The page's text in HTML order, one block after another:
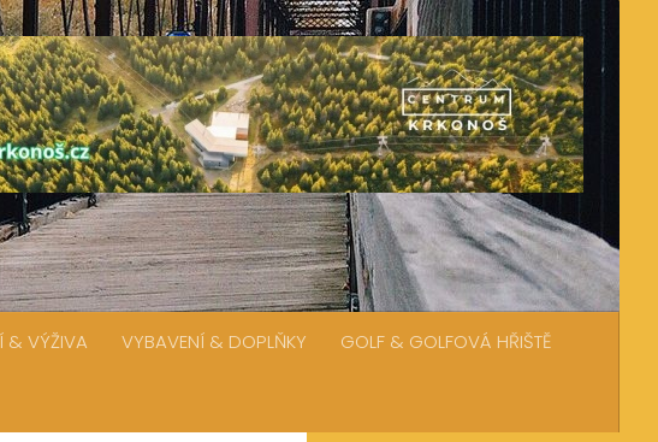
& VÝŽIVA VYBAVENÍ & DOPLŇKY GOLF & GOLFOVÁ HŘIŠTĚ